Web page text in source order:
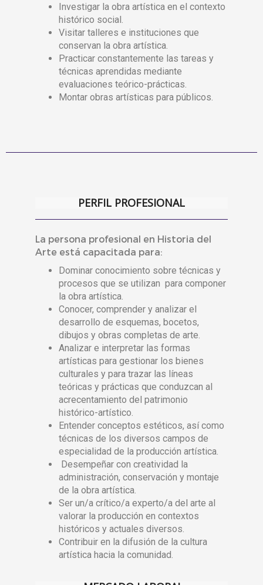
Investigar la obra artística en el contexto
histórico social.
Visitar talleres e instituciones que
conservan la obra artística.
Practicar constantemente las tareas y
técnicas aprendidas mediante
evaluaciones teórico-prácticas.
Montar obras artísticas para públicos.
PERFIL PROFESIONAL
La persona profesional en Historia del
Arte está capacitada para:
Dominar conocimiento sobre técnicas y
procesos que se utilizan para componer
la obra artística.
Conocer, comprender y analizar el
desarrollo de esquemas, bocetos,
dibujos y obras completas de arte.
Analizar e interpretar las formas
artísticas para gestionar los bienes
culturales y para trazar las líneas
teóricas y prácticas que conduzcan al
acrecentamiento del patrimonio
histórico-artístico.
Entender conceptos estéticos, así como
técnicas de los diversos campos de
especialidad de la producción artística.
Desempeñar con creatividad la
administración, conservación y montaje
de la obra artística.
Ser un/a crítico/a experto/a del arte al
valorar la producción en contextos
históricos y actuales diversos.
Contribuir en la difusión de la cultura
artística hacia la comunidad.